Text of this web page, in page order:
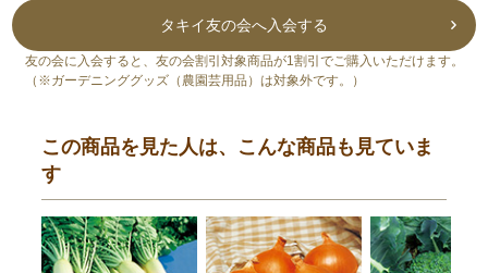
タキイ友の会へ入会する
友の会に入会すると、友の会割引対象商品が1割引でご購入いただけます。
（※ガーデニンググッズ（農園芸用品）は対象外です。）
この商品を見た人は、こんな商品も見ていま
す